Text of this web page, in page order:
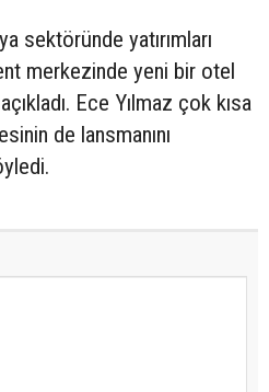
sektöründe yatırımları
merkezinde yeni bir otel
Ece Yılmaz çok kısa
de lansmanını